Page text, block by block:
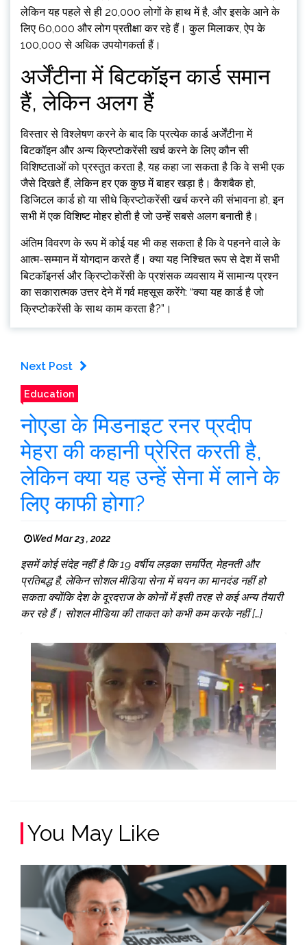
लेकिन यह पहले से ही 20,000 लोगों के हाथ में है, और इसके आने के
लिए 60,000 और लोग प्रतीक्षा कर रहे हैं। कुल मिलाकर, ऐप के
100,000 से अधिक उपयोगकर्ता हैं।
अर्जेंटीना में बिटकॉइन कार्ड समान
हैं, लेकिन अलग हैं
विस्तार से विश्लेषण करने के बाद कि प्रत्येक कार्ड अर्जेंटीना में
बिटकॉइन और अन्य क्रिप्टोकरेंसी खर्च करने के लिए कौन सी
विशिष्टताओं को प्रस्तुत करता है, यह कहा जा सकता है कि वे सभी एक
जैसे दिखते हैं, लेकिन हर एक कुछ में बाहर खड़ा है। कैशबैक हो,
डिजिटल कार्ड हो या सीधे क्रिप्टोकरेंसी खर्च करने की संभावना हो, इन
सभी में एक विशिष्ट मोहर होती है जो उन्हें सबसे अलग बनाती है।
अंतिम विवरण के रूप में कोई यह भी कह सकता है कि वे पहनने वाले के
आत्म-सम्मान में योगदान करते हैं। क्या यह निश्चित रूप से देश में सभी
बिटकॉइनर्स और क्रिप्टोकरेंसी के प्रशंसक व्यवसाय में सामान्य प्रश्न
का सकारात्मक उत्तर देने में गर्व महसूस करेंगे: “क्या यह कार्ड है जो
क्रिप्टोकरेंसी के साथ काम करता है?”।
Next Post
Education
नोएडा के मिडनाइट रनर प्रदीप
मेहरा की कहानी प्रेरित करती है,
लेकिन क्या यह उन्हें सेना में लाने के
लिए काफी होगा?
Wed Mar 23 , 2022
इसमें कोई संदेह नहीं है कि 19 वर्षीय लड़का समर्पित, मेहनती और
प्रतिबद्ध है, लेकिन सोशल मीडिया सेना में चयन का मानदंड नहीं हो
सकता क्योंकि देश के दूरदराज के कोनों में इसी तरह से कई अन्य तैयारी
कर रहे हैं। सोशल मीडिया की ताकत को कभी कम करके नहीं […]
You May Like